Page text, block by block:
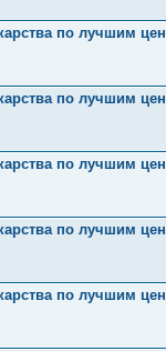
по лучшим
по лучшим
по лучшим
по лучшим
по лучшим